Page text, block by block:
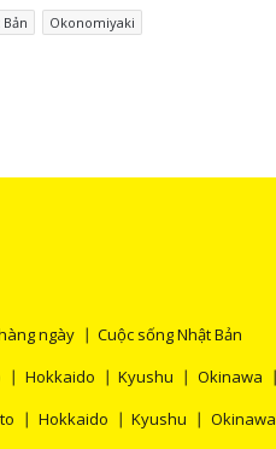
Okonomiyaki
ngày
Cuộc sống Nhật Bản
Hokkaido Kyushu Okinawa
Hokkaido Kyushu Okinawa